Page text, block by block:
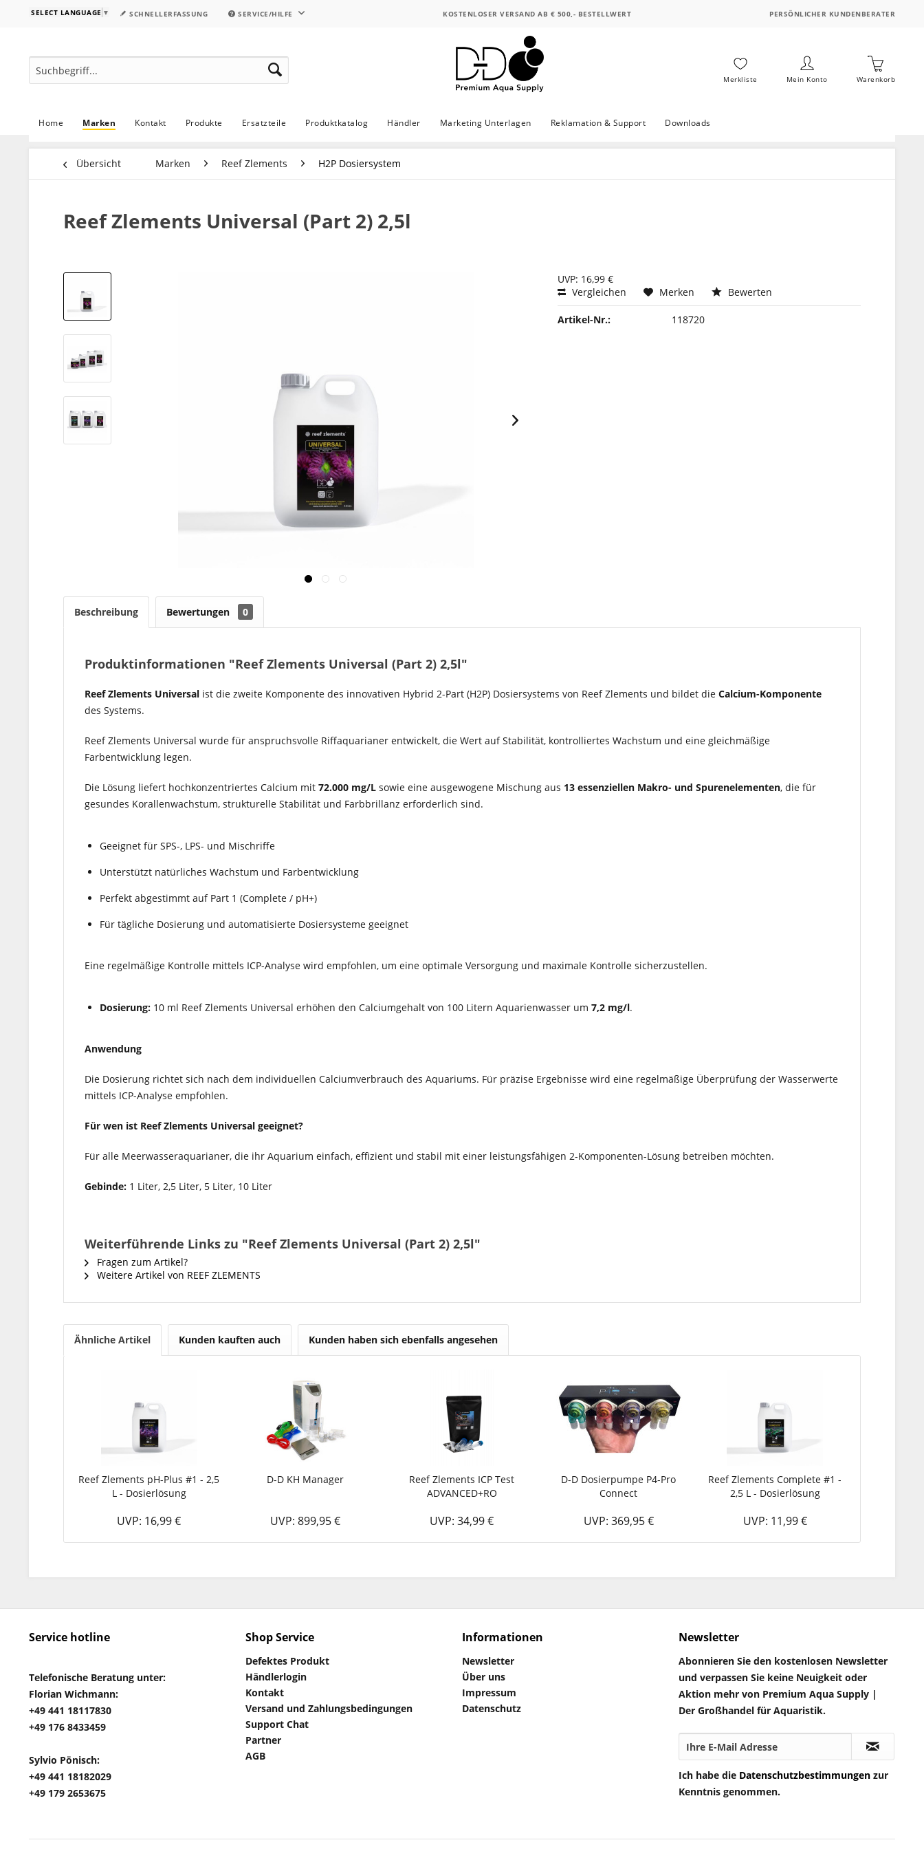
SELECT LANGUAGE ▼ SCHNELLERFASSUNG SERVICE/HILFE KOSTENLOSER VERSAND AB € 500,- BESTELLWERT PERSÖNLICHER KUNDENBERATER
Merkliste Mein Konto Warenkorb
Home Marken Kontakt Produkte Ersatzteile Produktkatalog Händler Marketing Unterlagen Reklamation & Support Downloads
Übersicht Marken Reef Zlements H2P Dosiersystem
Reef Zlements Universal (Part 2) 2,5l
UVP: 16,99 €
Vergleichen
Merken Bewerten
Artikel-Nr.: 118720
Beschreibung Bewertungen 0
Produktinformationen "Reef Zlements Universal (Part 2) 2,5l"
Reef Zlements Universal ist die zweite Komponente des innovativen Hybrid 2-Part (H2P) Dosiersystems von Reef Zlements und bildet die Calcium-Komponente
des Systems.
Reef Zlements Universal wurde für anspruchsvolle Riffaquarianer entwickelt, die Wert auf Stabilität, kontrolliertes Wachstum und eine gleichmäßige
Farbentwicklung legen.
Die Lösung liefert hochkonzentriertes Calcium mit 72.000 mg/L sowie eine ausgewogene Mischung aus 13 essenziellen Makro- und Spurenelementen, die für
gesundes Korallenwachstum, strukturelle Stabilität und Farbbrillanz erforderlich sind.
Geeignet für SPS-, LPS- und Mischriffe
Unterstützt natürliches Wachstum und Farbentwicklung
Perfekt abgestimmt auf Part 1 (Complete / pH+)
Für tägliche Dosierung und automatisierte Dosiersysteme geeignet
Eine regelmäßige Kontrolle mittels ICP-Analyse wird empfohlen, um eine optimale Versorgung und maximale Kontrolle sicherzustellen.
Dosierung: 10 ml Reef Zlements Universal erhöhen den Calciumgehalt von 100 Litern Aquarienwasser um 7,2 mg/l.
Anwendung
Die Dosierung richtet sich nach dem individuellen Calciumverbrauch des Aquariums. Für präzise Ergebnisse wird eine regelmäßige Überprüfung der Wasserwerte
mittels ICP-Analyse empfohlen.
Für wen ist Reef Zlements Universal geeignet?
Für alle Meerwasseraquarianer, die ihr Aquarium einfach, effizient und stabil mit einer leistungsfähigen 2-Komponenten-Lösung betreiben möchten.
Gebinde: 1 Liter, 2,5 Liter, 5 Liter, 10 Liter
Weiterführende Links zu "Reef Zlements Universal (Part 2) 2,5l"
Fragen zum Artikel?
Weitere Artikel von REEF ZLEMENTS
Ähnliche Artikel Kunden kauften auch Kunden haben sich ebenfalls angesehen
Reef Zlements pH-Plus #1 - 2,5
L - Dosierlösung
UVP: 16,99 €
D-D KH Manager
UVP: 899,95 €
Reef Zlements ICP Test
ADVANCED+RO
UVP: 34,99 €
D-D Dosierpumpe P4-Pro
Connect
UVP: 369,95 €
Reef Zlements Complete #1 -
2,5 L - Dosierlösung
UVP: 11,99 €
Service hotline
Telefonische Beratung unter:
Florian Wichmann:
+49 441 18117830
+49 176 8433459
Sylvio Pönisch:
+49 441 18182029
+49 179 2653675
Shop Service
Defektes Produkt
Händlerlogin
Kontakt
Versand und Zahlungsbedingungen
Support Chat
Partner
AGB
Informationen
Newsletter
Über uns
Impressum
Datenschutz
Newsletter
Abonnieren Sie den kostenlosen Newsletter
und verpassen Sie keine Neuigkeit oder
Aktion mehr von Premium Aqua Supply |
Der Großhandel für Aquaristik.
Ich habe die Datenschutzbestimmungen zur
Kenntnis genommen.